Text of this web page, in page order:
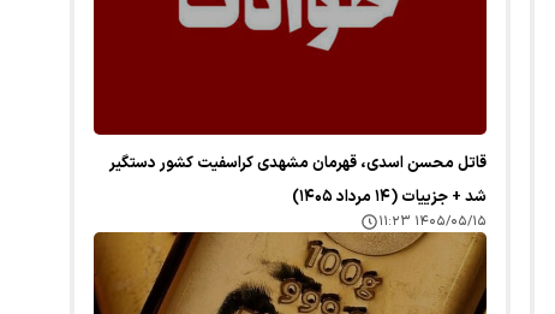
قاتل محسن اسدی، قهرمان مشهدی کراسفیت کشور دستگیر
شد + جزییات (۱۴ مرداد ۱۴۰۵)
۱۴۰۵/۰۵/۱۵ ۱۱:۲۳